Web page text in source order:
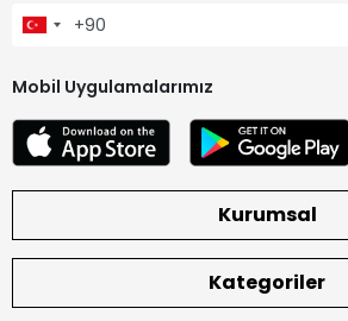
Mobil Uygulamalarımız
Kurumsal
Kategoriler